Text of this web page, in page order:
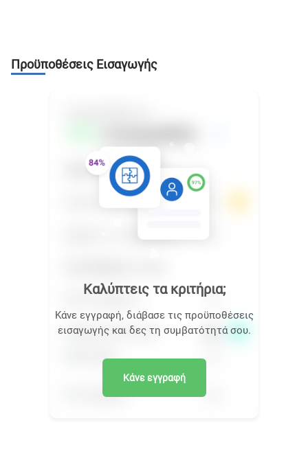
Προϋποθέσεις Εισαγωγής
Καλύπτεις τα κριτήρια;
Κάνε εγγραφή, διάβασε τις προϋποθέσεις
εισαγωγής και δες τη συμβατότητά σου.
Κάνε εγγραφή